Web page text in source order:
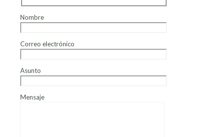
Nombre
Correo electrónico
Asunto
Mensaje